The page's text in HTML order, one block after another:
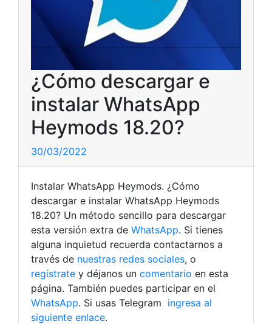
¿Cómo descargar e
instalar WhatsApp
Heymods 18.20?
30/03/2022
Instalar WhatsApp Heymods. ¿Cómo
descargar e instalar WhatsApp Heymods
18.20? Un método sencillo para descargar
esta versión extra de WhatsApp. Si tienes
alguna inquietud recuerda contactarnos a
través de nuestras redes sociales, o
regístrate y déjanos un comentario en esta
página. También puedes participar en el
WhatsApp. Si usas Telegram ingresa al
siguiente enlace.